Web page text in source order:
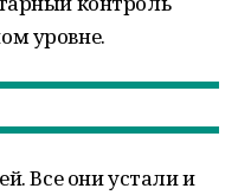
уровне.
Все они устали и